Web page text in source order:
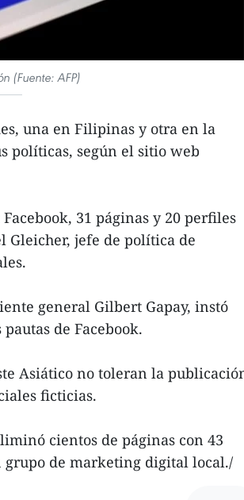
(Fuente: AFP)
una en Filipinas y otra en la
políticas, según el sitio web
31 páginas y 20 perfiles
Gleicher, jefe de política de
general Gilbert Gapay, instó
de Facebook.
Asiático no toleran la
ficticias.
cientos de páginas con 43
grupo de marketing digital local./